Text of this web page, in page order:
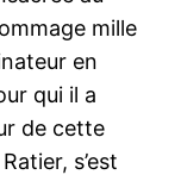
mille
en
qui il a
de cette
s’est